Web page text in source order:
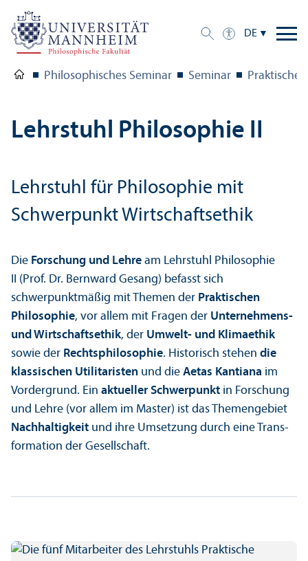
DE
Philosophisches Seminar Seminar Praktische
Lehr­stuhl Philosophie II
Lehr­stuhl für Philosophie mit
Schwerpunkt Wirtschafts­ethik
Die Forschung und Lehre am Lehr­stuhl Philosophie
II (Prof. Dr. Bernward Gesang) befasst sich
schwerpunktmäßig mit Themen der Praktischen
Philosophie, vor allem mit Fragen der Unter­nehmens-
und Wirtschafts­ethik, der Umwelt- und Klimaethik
sowie der Rechts­philosophie. Historisch stehen die
klassischen Utilitaristen und die Aetas Kanti­ana im
Vordergrund. Ein aktueller Schwerpunkt in Forschung
und Lehre (vor allem im Master) ist das Themengebiet
Nachhaltigkeit und ihre Umsetzung durch eine Trans­
formation der Gesellschaft.